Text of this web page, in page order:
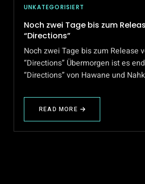
UNKATEGORISIERT
Noch zwei Tage bis zum
“Directions”
Noch zwei Tage bis zum Release
“Directions” Übermorgen ist es
“Directions” von Hawane und
READ MORE
ABOUT
NOCH
ZWEI